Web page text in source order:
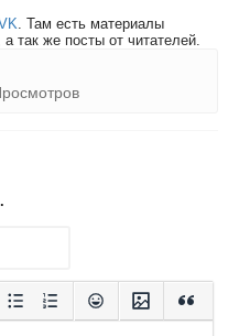
. Там есть материалы
так же посты от читателей.